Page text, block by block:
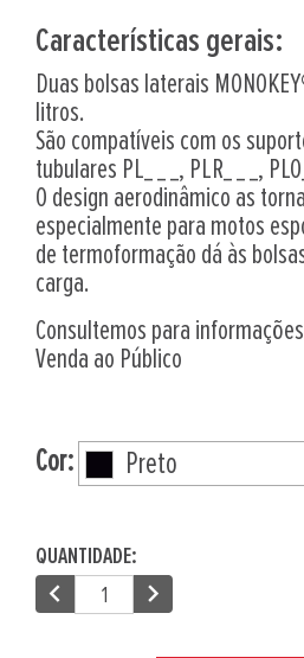
Características gerais:
Duas bolsas laterais
litros.
São compatíveis com os
tubulares PL_ _ _, PLR_ _ _,
O design aerodinâmico as
especialmente para motos
de termoformação dá às
carga.
Consultemos para
Venda ao Público
Cor: Preto
QUANTIDADE:
chevron_left chevron_right